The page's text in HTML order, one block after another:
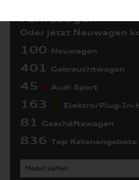
Fahrzeuge:
Oder jetzt Neuwagen
100 Neuwagen
401 Gebrauchtwagen
45 Audi Sport
163 Elektro/Plug-In-
81 Geschäftswagen
836 Top Ratenangebote
Modell wählen